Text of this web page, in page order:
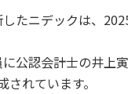
たニデックは、
公認会計士の井上
れています。